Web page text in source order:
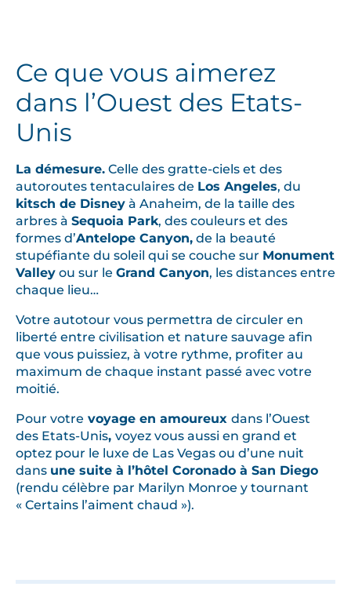
e
o
m
a
n
c
e
d
a
n
s
e
s
g
r
n
d
s
e
s
e
Ce que vous aimerez
dans l’Ouest des Etats-
Unis
La démesure. Celle des gratte-ciels et des
autoroutes tentaculaires de Los Angeles, du
kitsch de Disney à Anaheim, de la taille des
arbres à Sequoia Park, des couleurs et des
formes d’Antelope Canyon, de la beauté
stupéfiante du soleil qui se couche sur Monument
Valley ou sur le Grand Canyon, les distances entre
chaque lieu…
Votre autotour vous permettra de circuler en
liberté entre civilisation et nature sauvage afin
que vous puissiez, à votre rythme, profiter au
maximum de chaque instant passé avec votre
moitié.
Pour votre voyage en amoureux dans l’Ouest
des Etats-Unis, voyez vous aussi en grand et
optez pour le luxe de Las Vegas ou d’une nuit
dans une suite à l’hôtel Coronado à San Diego
(rendu célèbre par Marilyn Monroe y tournant
« Certains l’aiment chaud »).